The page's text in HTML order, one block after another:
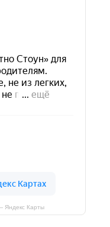
Яндекс Карты